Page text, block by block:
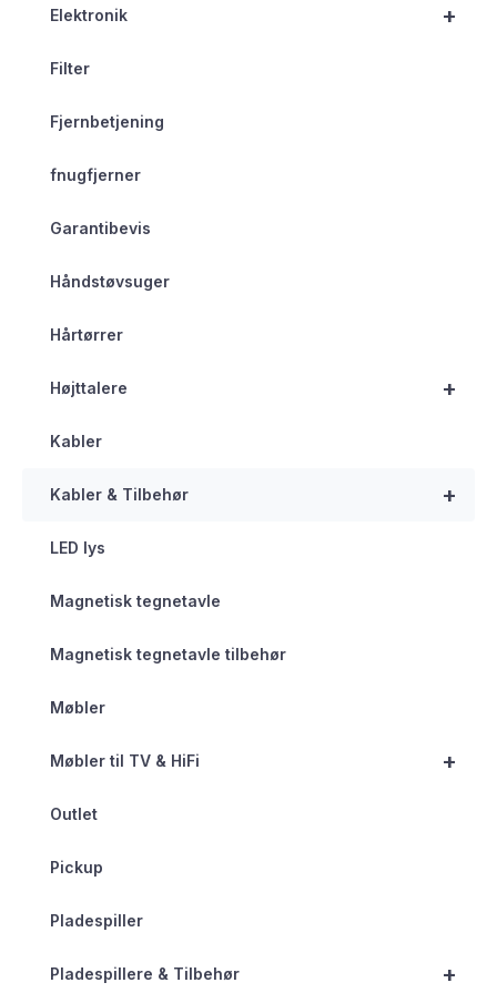
+
Elektronik
Filter
Fjernbetjening
fnugfjerner
Garantibevis
Håndstøvsuger
Hårtørrer
+
Højttalere
Kabler
+
Kabler & Tilbehør
LED lys
Magnetisk tegnetavle
Magnetisk tegnetavle tilbehør
Møbler
+
Møbler til TV & HiFi
Outlet
Pickup
Pladespiller
+
Pladespillere & Tilbehør